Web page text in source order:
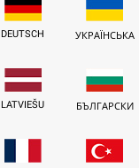
DEUTSCH УКРАЇНСЬКА
LATVIEŠU БЪЛГАРСКИ